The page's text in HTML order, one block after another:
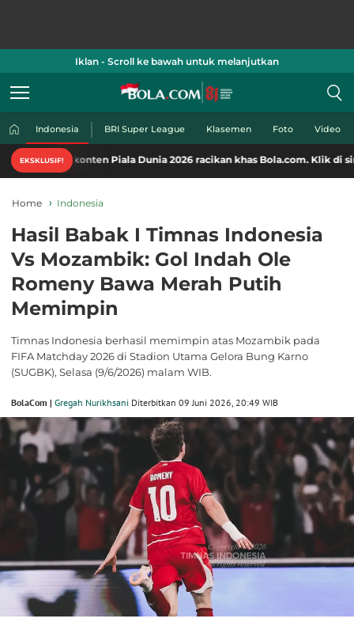
Iklan - Scroll ke bawah untuk melanjutkan
Indonesia BRI Super League Klasemen Foto Video
EKSKLUSIF!
Piala Dunia 2026 racikan khas Bola.com. Klik di sini!
Home Indonesia
Hasil Babak I Timnas Indonesia
Vs Mozambik: Gol Indah Ole
Romeny Bawa Merah Putih
Memimpin
Timnas Indonesia berhasil memimpin atas Mozambik pada
FIFA Matchday 2026 di Stadion Utama Gelora Bung Karno
(SUGBK), Selasa (9/6/2026) malam WIB.
BolaCom | Gregah Nurikhsani Diterbitkan 09 Juni 2026, 20:49 WIB